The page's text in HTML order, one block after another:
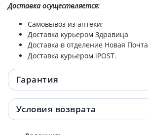
Доставкаосуществляется:
Самовывоз из аптеки;
Доставка курьером Здравица
Доставка в отделение Новая Почта
Доставка курьером iPOST.
Гарантия
Условия возврата